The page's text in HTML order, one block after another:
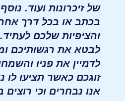
של זיכרונות ועוד.
בכתב או בכל דרך
והציפיות שלכם
לבטא את רגשותיכם
לדמיין את פניו
זוגכם כאשר תציעו לו
אנו נבחרים וכי